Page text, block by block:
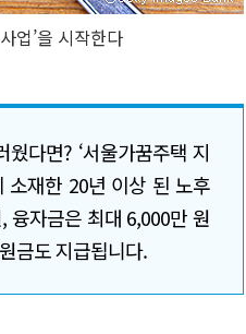
업’을 시작한다
다면? ‘서울가꿈주택 지
소재한 20년 이상 된 노후
융자금은 최대 6,000만 원
금도 지급됩니다.